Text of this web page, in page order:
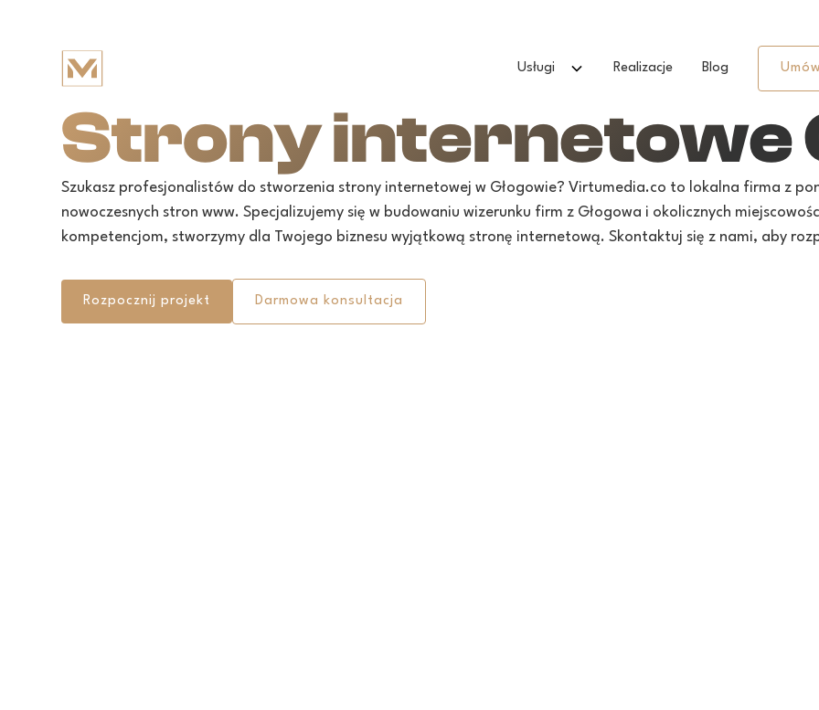
Usługi Realizacje Blog
Strony internetowe
Szukasz profesjonalistów do stworzenia strony internetowej w Głogowie? Virtumedia.co to lokalna firma z
nowoczesnych stron www. Specjalizujemy się w budowaniu wizerunku firm z Głogowa i okolicznych
kompetencjom, stworzymy dla Twojego biznesu wyjątkową stronę internetową. Skontaktuj się z nami, aby
Rozpocznij projekt Darmowa konsultacja